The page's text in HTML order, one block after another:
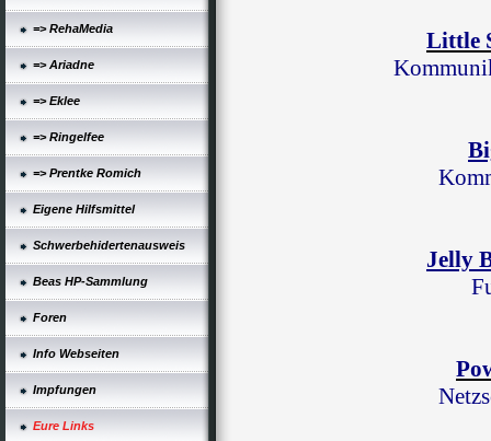
=> RehaMedia
=> Ariadne
=> Eklee
=> Ringelfee
=> Prentke Romich
Eigene Hilfsmittel
Schwerbehidertenausweis
Beas HP-Sammlung
Foren
Info Webseiten
Impfungen
Eure Links
Little
Jelly